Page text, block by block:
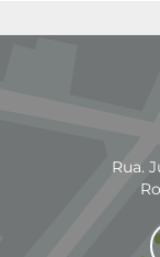
Rua.